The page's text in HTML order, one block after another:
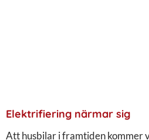
Elektrifiering närmar sig
Att husbilar i framtiden kommer